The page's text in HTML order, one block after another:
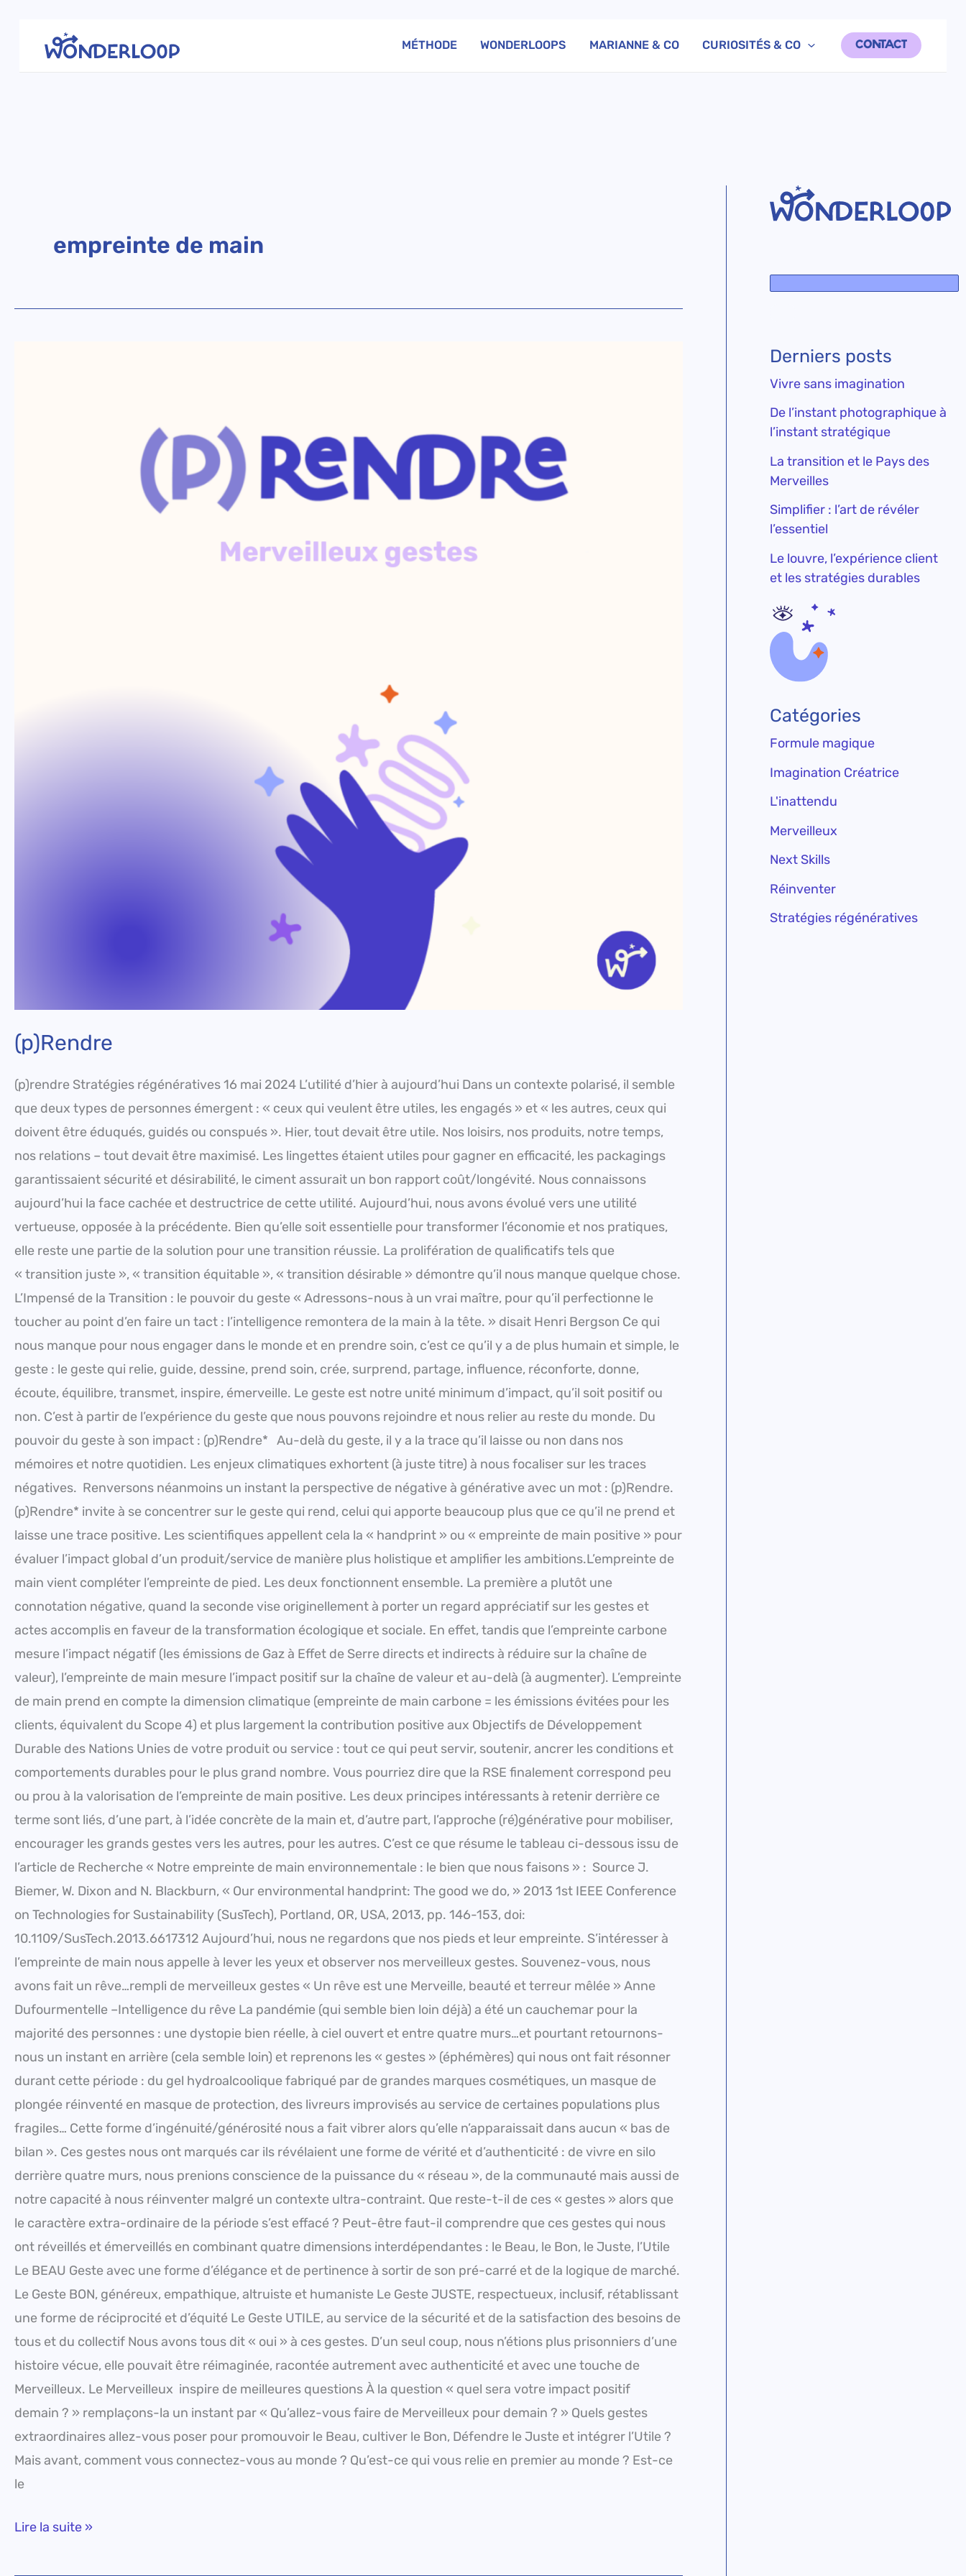
contenu
MÉTHODE WONDERLOOPS MARIANNE & CO CURIOSITÉS & CO CONTACT
empreinte de main
(p)Rendre
(p)rendre Stratégies régénératives 16 mai 2024 L’utilité d’hier à aujourd’hui Dans un contexte polarisé, il semble
que deux types de personnes émergent : « ceux qui veulent être utiles, les engagés » et « les autres, ceux qui
doivent être éduqués, guidés ou conspués ». Hier, tout devait être utile. Nos loisirs, nos produits, notre temps,
nos relations – tout devait être maximisé. Les lingettes étaient utiles pour gagner en efficacité, les packagings
garantissaient sécurité et désirabilité, le ciment assurait un bon rapport coût/longévité. Nous connaissons
aujourd’hui la face cachée et destructrice de cette utilité. Aujourd’hui, nous avons évolué vers une utilité
vertueuse, opposée à la précédente. Bien qu’elle soit essentielle pour transformer l’économie et nos pratiques,
elle reste une partie de la solution pour une transition réussie. La prolifération de qualificatifs tels que
« transition juste », « transition équitable », « transition désirable » démontre qu’il nous manque quelque chose.
L’Impensé de la Transition : le pouvoir du geste « Adressons-nous à un vrai maître, pour qu’il perfectionne le
toucher au point d’en faire un tact : l’intelligence remontera de la main à la tête. » disait Henri Bergson Ce qui
nous manque pour nous engager dans le monde et en prendre soin, c’est ce qu’il y a de plus humain et simple, le
geste : le geste qui relie, guide, dessine, prend soin, crée, surprend, partage, influence, réconforte, donne,
écoute, équilibre, transmet, inspire, émerveille. Le geste est notre unité minimum d’impact, qu’il soit positif ou
non. C’est à partir de l’expérience du geste que nous pouvons rejoindre et nous relier au reste du monde. Du
pouvoir du geste à son impact : (p)Rendre* Au-delà du geste, il y a la trace qu’il laisse ou non dans nos
mémoires et notre quotidien. Les enjeux climatiques exhortent (à juste titre) à nous focaliser sur les traces
négatives. Renversons néanmoins un instant la perspective de négative à générative avec un mot : (p)Rendre.
(p)Rendre* invite à se concentrer sur le geste qui rend, celui qui apporte beaucoup plus que ce qu’il ne prend et
laisse une trace positive. Les scientifiques appellent cela la « handprint » ou « empreinte de main positive » pour
évaluer l’impact global d’un produit/service de manière plus holistique et amplifier les ambitions.L’empreinte de
main vient compléter l’empreinte de pied. Les deux fonctionnent ensemble. La première a plutôt une
connotation négative, quand la seconde vise originellement à porter un regard appréciatif sur les gestes et
actes accomplis en faveur de la transformation écologique et sociale. En effet, tandis que l’empreinte carbone
mesure l’impact négatif (les émissions de Gaz à Effet de Serre directs et indirects à réduire sur la chaîne de
valeur), l’empreinte de main mesure l’impact positif sur la chaîne de valeur et au-delà (à augmenter). L’empreinte
de main prend en compte la dimension climatique (empreinte de main carbone = les émissions évitées pour les
clients, équivalent du Scope 4) et plus largement la contribution positive aux Objectifs de Développement
Durable des Nations Unies de votre produit ou service : tout ce qui peut servir, soutenir, ancrer les conditions et
comportements durables pour le plus grand nombre. Vous pourriez dire que la RSE finalement correspond peu
ou prou à la valorisation de l’empreinte de main positive. Les deux principes intéressants à retenir derrière ce
terme sont liés, d’une part, à l’idée concrète de la main et, d’autre part, l’approche (ré)générative pour mobiliser,
encourager les grands gestes vers les autres, pour les autres. C’est ce que résume le tableau ci-dessous issu de
l’article de Recherche « Notre empreinte de main environnementale : le bien que nous faisons » : Source J.
Biemer, W. Dixon and N. Blackburn, « Our environmental handprint: The good we do, » 2013 1st IEEE Conference
on Technologies for Sustainability (SusTech), Portland, OR, USA, 2013, pp. 146-153, doi:
10.1109/SusTech.2013.6617312 Aujourd’hui, nous ne regardons que nos pieds et leur empreinte. S’intéresser à
l’empreinte de main nous appelle à lever les yeux et observer nos merveilleux gestes. Souvenez-vous, nous
avons fait un rêve…rempli de merveilleux gestes « Un rêve est une Merveille, beauté et terreur mêlée » Anne
Dufourmentelle –Intelligence du rêve La pandémie (qui semble bien loin déjà) a été un cauchemar pour la
majorité des personnes : une dystopie bien réelle, à ciel ouvert et entre quatre murs…et pourtant retournons-
nous un instant en arrière (cela semble loin) et reprenons les « gestes » (éphémères) qui nous ont fait résonner
durant cette période : du gel hydroalcoolique fabriqué par de grandes marques cosmétiques, un masque de
plongée réinventé en masque de protection, des livreurs improvisés au service de certaines populations plus
fragiles… Cette forme d’ingénuité/générosité nous a fait vibrer alors qu’elle n’apparaissait dans aucun « bas de
bilan ». Ces gestes nous ont marqués car ils révélaient une forme de vérité et d’authenticité : de vivre en silo
derrière quatre murs, nous prenions conscience de la puissance du « réseau », de la communauté mais aussi de
notre capacité à nous réinventer malgré un contexte ultra-contraint. Que reste-t-il de ces « gestes » alors que
le caractère extra-ordinaire de la période s’est effacé ? Peut-être faut-il comprendre que ces gestes qui nous
ont réveillés et émerveillés en combinant quatre dimensions interdépendantes : le Beau, le Bon, le Juste, l’Utile
Le BEAU Geste avec une forme d’élégance et de pertinence à sortir de son pré-carré et de la logique de marché.
Le Geste BON, généreux, empathique, altruiste et humaniste Le Geste JUSTE, respectueux, inclusif, rétablissant
une forme de réciprocité et d’équité Le Geste UTILE, au service de la sécurité et de la satisfaction des besoins de
tous et du collectif Nous avons tous dit « oui » à ces gestes. D’un seul coup, nous n’étions plus prisonniers d’une
histoire vécue, elle pouvait être réimaginée, racontée autrement avec authenticité et avec une touche de
Merveilleux. Le Merveilleux inspire de meilleures questions À la question « quel sera votre impact positif
demain ? » remplaçons-la un instant par « Qu’allez-vous faire de Merveilleux pour demain ? » Quels gestes
extraordinaires allez-vous poser pour promouvoir le Beau, cultiver le Bon, Défendre le Juste et intégrer l’Utile ?
Mais avant, comment vous connectez-vous au monde ? Qu’est-ce qui vous relie en premier au monde ? Est-ce
le
Lire la suite »
Derniers posts
Vivre sans imagination
De l’instant photographique à
l’instant stratégique
La transition et le Pays des
Merveilles
Simplifier : l’art de révéler
l’essentiel
Le louvre, l’expérience client
et les stratégies durables
Catégories
Formule magique
Imagination Créatrice
L'inattendu
Merveilleux
Next Skills
Réinventer
Stratégies régénératives